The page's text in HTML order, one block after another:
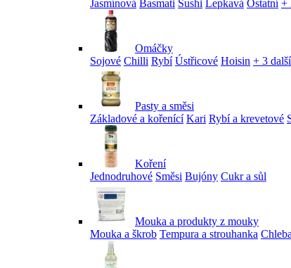
Jasmínová Basmati Sushi Lepkavá Ostatní +
Omáčky
Sojové Chilli Rybí Ústřicové Hoisin + 3 další
Pasty a směsi
Základové a kořenící Kari Rybí a krevetové
Koření
Jednodruhové Směsi Bujóny Cukr a sůl
Mouka a produkty z mouky
Mouka a škrob Tempura a strouhanka Chleba